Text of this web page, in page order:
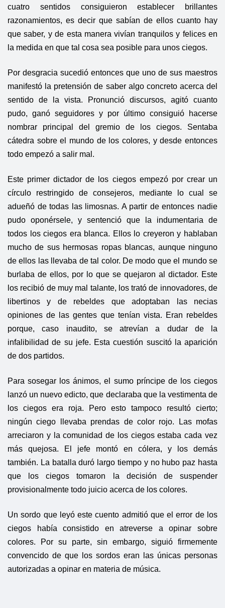
cuatro sentidos consiguieron establecer brillantes
razonamientos, es decir que sabían de ellos cuanto hay
que saber, y de esta manera vivían tranquilos y felices en
la medida en que tal cosa sea posible para unos ciegos.
Por desgracia sucedió entonces que uno de sus maestros
manifestó la pretensión de saber algo concreto acerca del
sentido de la vista. Pronunció discursos, agitó cuanto
pudo, ganó seguidores y por último consiguió hacerse
nombrar principal del gremio de los ciegos. Sentaba
cátedra sobre el mundo de los colores, y desde entonces
todo empezó a salir mal.
Este primer dictador de los ciegos empezó por crear un
círculo restringido de consejeros, mediante lo cual se
adueñó de todas las limosnas. A partir de entonces nadie
pudo oponérsele, y sentenció que la indumentaria de
todos los ciegos era blanca. Ellos lo creyeron y hablaban
mucho de sus hermosas ropas blancas, aunque ninguno
de ellos las llevaba de tal color. De modo que el mundo se
burlaba de ellos, por lo que se quejaron al dictador. Este
los recibió de muy mal talante, los trató de innovadores, de
libertinos y de rebeldes que adoptaban las necias
opiniones de las gentes que tenían vista. Eran rebeldes
porque, caso inaudito, se atrevían a dudar de la
infalibilidad de su jefe. Esta cuestión suscitó la aparición
de dos partidos.
Para sosegar los ánimos, el sumo príncipe de los ciegos
lanzó un nuevo edicto, que declaraba que la vestimenta de
los ciegos era roja. Pero esto tampoco resultó cierto;
ningún ciego llevaba prendas de color rojo. Las mofas
arreciaron y la comunidad de los ciegos estaba cada vez
más quejosa. El jefe montó en cólera, y los demás
también. La batalla duró largo tiempo y no hubo paz hasta
que los ciegos tomaron la decisión de suspender
provisionalmente todo juicio acerca de los colores.
Un sordo que leyó este cuento admitió que el error de los
ciegos había consistido en atreverse a opinar sobre
colores. Por su parte, sin embargo, siguió firmemente
convencido de que los sordos eran las únicas personas
autorizadas a opinar en materia de música.